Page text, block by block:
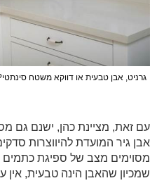
גרניט, אבן טבעית או דווקא משטח
עם זאת, מציינת כהן, ישנם גם
אבן גיר המועדת להיווצרות
מסוימים מצב של ספיגת כתמים
שמכיון שהאבן הינה טבעית, אין